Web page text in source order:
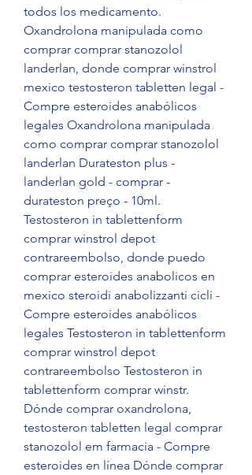
todos los medicamento.
Oxandrolona manipulada como
comprar comprar stanozolol
landerlan, donde comprar winstrol
mexico testosteron tabletten legal -
Compre esteroides anabólicos
legales Oxandrolona manipulada
como comprar comprar stanozolol
landerlan Durateston plus -
landerlan gold - comprar -
durateston preço - 10ml.
Testosteron in tablettenform
comprar winstrol depot
contrareembolso, donde puedo
comprar esteroides anabolicos en
mexico steroidi anabolizzanti cicli -
Compre esteroides anabólicos
legales Testosteron in tablettenform
comprar winstrol depot
contrareembolso Testosteron in
tablettenform comprar winstr.
Dónde comprar oxandrolona,
testosteron tabletten legal comprar
stanozolol em farmacia - Compre
esteroides en línea Dónde comprar